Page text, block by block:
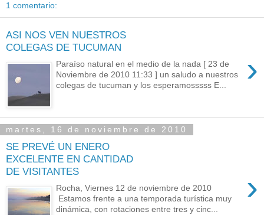
1 comentario:
ASI NOS VEN NUESTROS
COLEGAS DE TUCUMAN
›
Paraíso natural en el medio de la nada [ 23 de
Noviembre de 2010 11:33 ] un saludo a nuestros
colegas de tucuman y los esperamosssss E...
martes, 16 de noviembre de 2010
SE PREVÉ UN ENERO
EXCELENTE EN CANTIDAD
DE VISITANTES
›
Rocha, Viernes 12 de noviembre de 2010
Estamos frente a una temporada turística muy
dinámica, con rotaciones entre tres y cinc...